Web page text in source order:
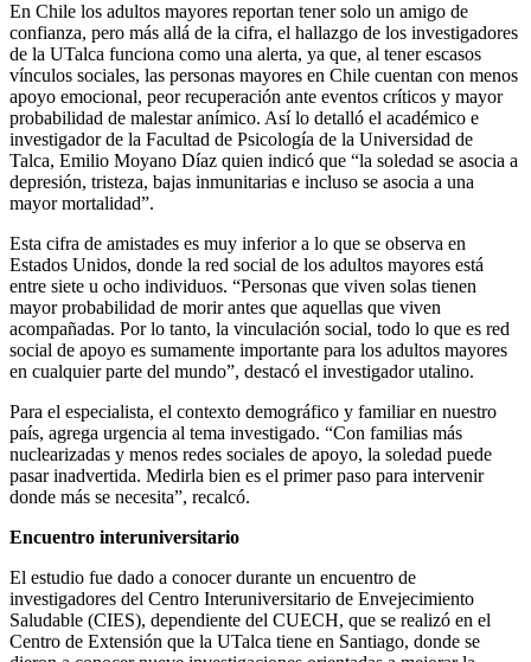
En Chile los adultos mayores reportan tener solo un amigo de
confianza, pero más allá de la cifra, el hallazgo de los investigadores
de la UTalca funciona como una alerta, ya que, al tener escasos
vínculos sociales, las personas mayores en Chile cuentan con menos
apoyo emocional, peor recuperación ante eventos críticos y mayor
probabilidad de malestar anímico. Así lo detalló el académico e
investigador de la Facultad de Psicología de la Universidad de
Talca, Emilio Moyano Díaz quien indicó que “la soledad se asocia a
depresión, tristeza, bajas inmunitarias e incluso se asocia a una
mayor mortalidad”.
Esta cifra de amistades es muy inferior a lo que se observa en
Estados Unidos, donde la red social de los adultos mayores está
entre siete u ocho individuos. “Personas que viven solas tienen
mayor probabilidad de morir antes que aquellas que viven
acompañadas. Por lo tanto, la vinculación social, todo lo que es red
social de apoyo es sumamente importante para los adultos mayores
en cualquier parte del mundo”, destacó el investigador utalino.
Para el especialista, el contexto demográfico y familiar en nuestro
país, agrega urgencia al tema investigado. “Con familias más
nuclearizadas y menos redes sociales de apoyo, la soledad puede
pasar inadvertida. Medirla bien es el primer paso para intervenir
donde más se necesita”, recalcó.
Encuentro interuniversitario
El estudio fue dado a conocer durante un encuentro de
investigadores del Centro Interuniversitario de Envejecimiento
Saludable (CIES), dependiente del CUECH, que se realizó en el
Centro de Extensión que la UTalca tiene en Santiago, donde se